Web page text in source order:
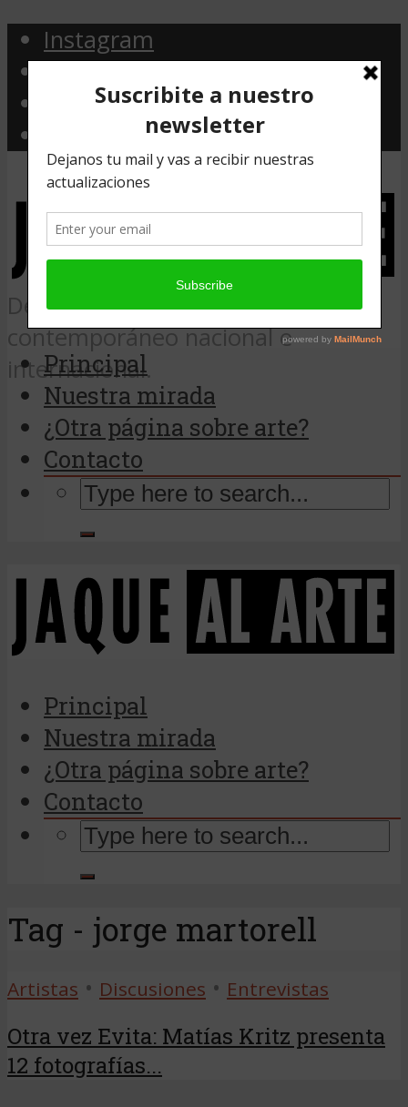
Instagram
Facebook
Twitter
Desde Argentina, noticias de arte
contemporáneo nacional e
internacional.
Principal
Nuestra mirada
¿Otra página sobre arte?
Contacto
Principal
Nuestra mirada
¿Otra página sobre arte?
Contacto
Tag - jorge martorell
Artistas • Discusiones • Entrevistas
Otra vez Evita: Matías Kritz presenta
12 fotografías...